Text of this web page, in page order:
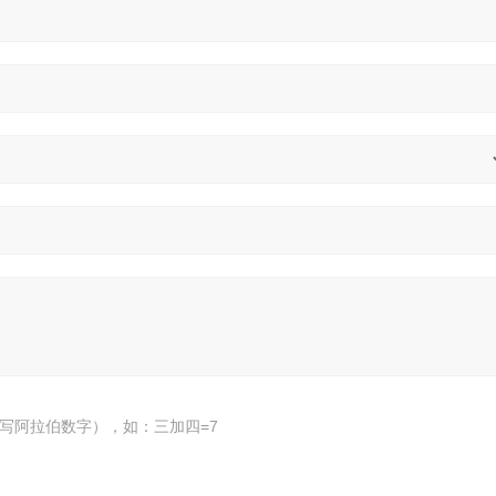
阿拉伯数字），如：三加四=7